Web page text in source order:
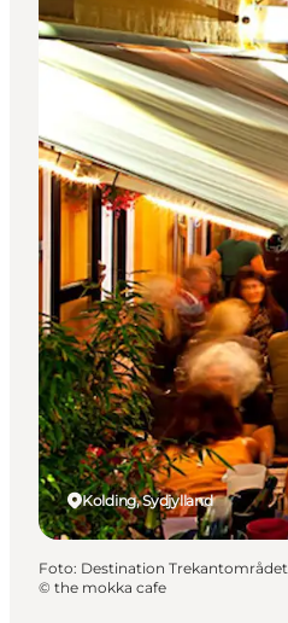
Overnatning
Planlæg din rejse
Køb
Kolding, Sydjylland
Foto: Destination Trekantområdet
© the mokka cafe